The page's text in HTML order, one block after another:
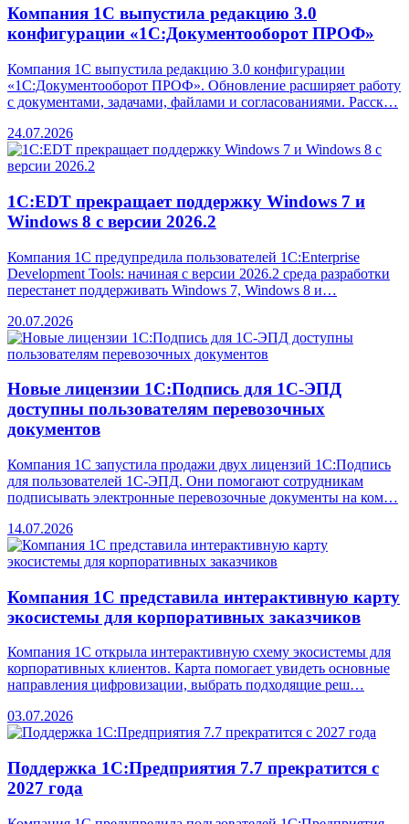
Компания 1С выпустила редакцию 3.0
конфигурации «1С:Документооборот ПРОФ»
Компания 1С выпустила редакцию 3.0 конфигурации
«1С:Документооборот ПРОФ». Обновление расширяет работу
с документами, задачами, файлами и согласованиями. Расск…
24.07.2026
1С:EDT прекращает поддержку Windows 7 и
Windows 8 с версии 2026.2
Компания 1С предупредила пользователей 1C:Enterprise
Development Tools: начиная с версии 2026.2 среда разработки
перестанет поддерживать Windows 7, Windows 8 и…
20.07.2026
Новые лицензии 1С:Подпись для 1С-ЭПД
доступны пользователям перевозочных
документов
Компания 1С запустила продажи двух лицензий 1С:Подпись
для пользователей 1С-ЭПД. Они помогают сотрудникам
подписывать электронные перевозочные документы на ком…
14.07.2026
Компания 1С представила интерактивную карту
экосистемы для корпоративных заказчиков
Компания 1С открыла интерактивную схему экосистемы для
корпоративных клиентов. Карта помогает увидеть основные
направления цифровизации, выбрать подходящие реш…
03.07.2026
Поддержка 1С:Предприятия 7.7 прекратится с
2027 года